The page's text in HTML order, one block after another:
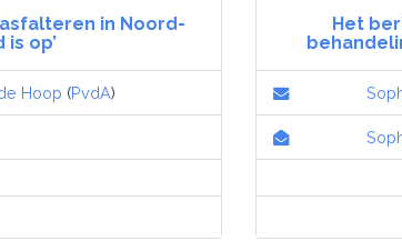
in Noord-
op’
Hoop (PvdA)
Het